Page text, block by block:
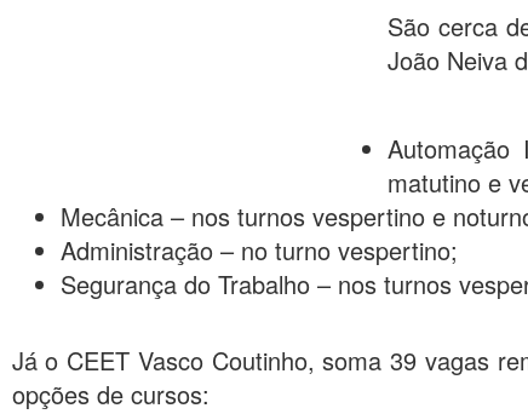
São cerca
João Neiva
matutino e
Mecânica – nos turnos vespertino e
Administração – no turno vespertino;
Segurança do Trabalho – nos turnos
Já o CEET Vasco Coutinho, soma 39 vagas
opções de cursos: